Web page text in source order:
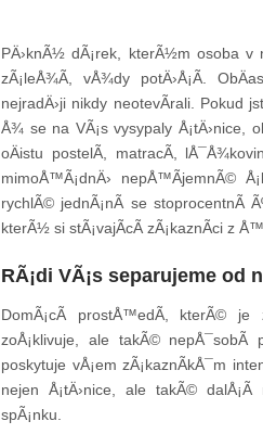
PÄ›knÃ½ dÃ¡rek, kterÃ½m osoba v
zÃ¡leÅ¾Ã­, vÅ¾dy potÄ›Å¡Ã­.
nejradÄ›ji nikdy neotevÃ­rali. Pokud
Å¾ se na VÃ¡s vysypaly Å¡tÄ›nice,
oÄistu postelÃ­, matracÃ­,
mimoÅ™Ã¡dnÄ› nepÅ™Ã­jemnÃ©
rychlÃ© jednÃ¡nÃ­ se stoprocentnÃ­
kterÃ½ si stÃ¡vajÃ­cÃ­ zÃ¡kaznÃ­ci z
RÃ¡di VÃ¡s separujeme od
DomÃ¡cÃ­ prostÅ™edÃ­, kterÃ© je
zoÅ¡klivuje, ale takÃ© nepÅ¯sobÃ­
poskytuje vÅ¡em zÃ¡kaznÃ­kÅ¯m
nejenÅ¡tÄ›nice , ale takÃ© dalÅ¡Ã­
spÃ¡nku.